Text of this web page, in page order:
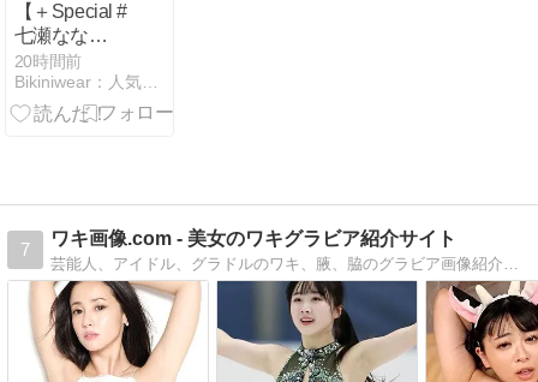
【＋Special #
七瀬なな
vol.2】大ヒッ
ト1st写真集
『みつめ
未収録の衣装
をお届け!!＜
2026年8月前
期＞
20時間前
Bikiniwear：人気のグラビア・ビキニ女優の動画サイト
7
ワキ画像.com - 美女のワキグラビア紹介サイト
芸能人、アイドル、グラドルのワキ、腋、脇のグラビア画像紹介サイト